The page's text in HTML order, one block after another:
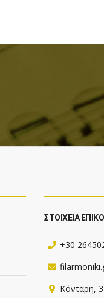
ΣΤΟΙΧΕΙΑ
+30
Κόνταρη,